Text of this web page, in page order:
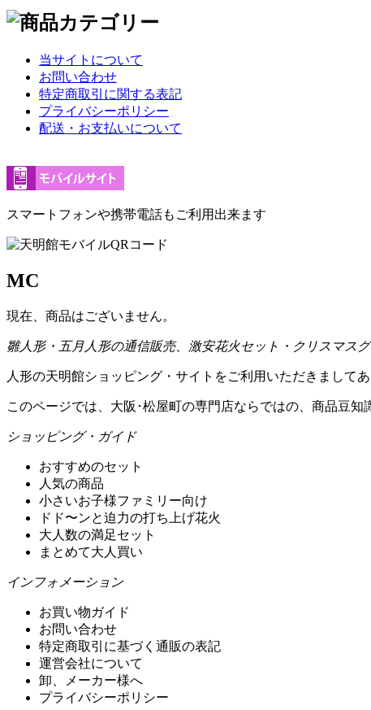
当サイトについて
お問い合わせ
特定商取引に関する表記
プライバシーポリシー
配送・お支払いについて
スマートフォンや携帯電話もご利用出来ます
MC
現在、商品はございません。
雛人形・五月人形の通信販売、激安花火セット・クリスマス
人形の天明館ショッピング・サイトをご利用いただきましてあ
このページでは、大阪･松屋町の専門店ならではの、商品豆
ショッピング・ガイド
おすすめのセット
人気の商品
小さいお子様ファミリー向け
ドド〜ンと迫力の打ち上げ花火
大人数の満足セット
まとめて大人買い
インフォメーション
お買い物ガイド
お問い合わせ
特定商取引に基づく通販の表記
運営会社について
卸、メーカー様へ
プライバシーポリシー